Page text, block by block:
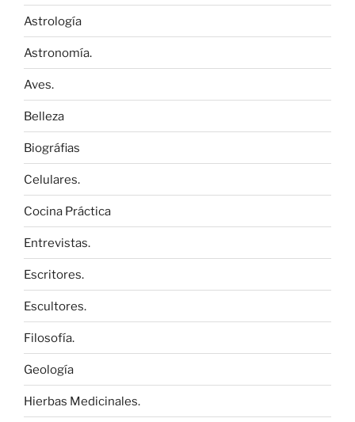
Astrología
Astronomía.
Aves.
Belleza
Biográfias
Celulares.
Cocina Práctica
Entrevistas.
Escritores.
Escultores.
Filosofía.
Geología
Hierbas Medicinales.